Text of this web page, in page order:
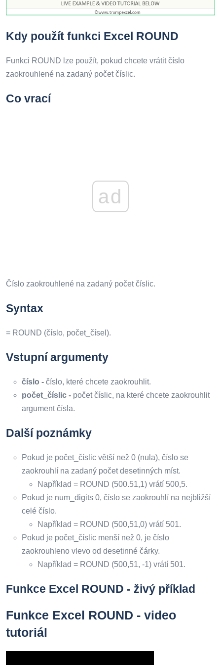
Kdy použít funkci Excel ROUND
Funkci ROUND lze použít, pokud chcete vrátit číslo
zaokrouhlené na zadaný počet číslic.
Co vrací
ad
Číslo zaokrouhlené na zadaný počet číslic.
Syntax
= ROUND (číslo, počet_čísel).
Vstupní argumenty
číslo - číslo, které chcete zaokrouhlit.
počet_číslic - počet číslic, na které chcete zaokrouhlit
argument čísla.
Další poznámky
Pokud je počet_číslic větší než 0 (nula), číslo se
zaokrouhlí na zadaný počet desetinných míst.
Například = ROUND (500.51,1) vrátí 500,5.
Pokud je num_digits 0, číslo se zaokrouhlí na nejbližší
celé číslo.
Například = ROUND (500,51,0) vrátí 501.
Pokud je počet_číslic menší než 0, je číslo
zaokrouhleno vlevo od desetinné čárky.
Například = ROUND (500,51, -1) vrátí 501.
Funkce Excel ROUND - živý příklad
Funkce Excel ROUND - video
tutoriál